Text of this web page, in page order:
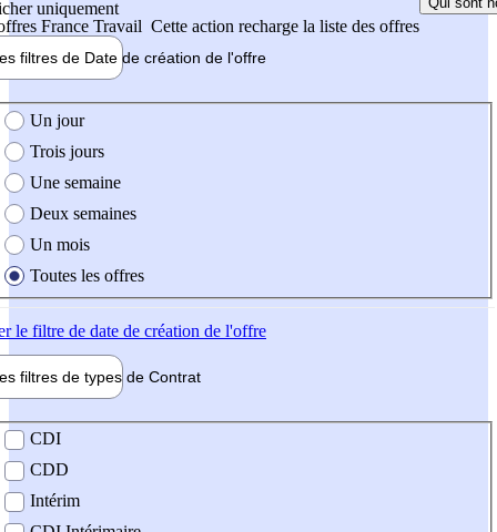
uniquement
France Travail Cette action recharge la liste des offres
filtres de Date de création de l'offre
création de l'offre
Un jour
Trois jours
Une semaine
Deux semaines
Un mois
Toutes les offres
le filtre de date de création de l'offre
filtres de types de Contrat
contrat
CDI
CDD
Intérim